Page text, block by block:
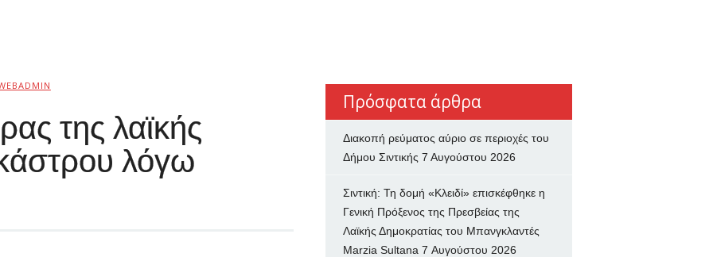
της λαϊκής
λόγω
Πρόσφατα άρθρα
Διακοπή ρεύματος αύριο σε περιοχές του
Δήμου Σιντικής 7 Αυγούστου 2026
Σιντική: Τη δομή «Κλειδί» επισκέφθηκε η
Γενική Πρόξενος της Πρεσβείας της
Λαϊκής Δημοκρατίας του Μπανγκλαντές
Marzia Sultana 7 Αυγούστου 2026